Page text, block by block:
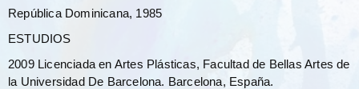
República Dominicana, 1985
ESTUDIOS
2009 Licenciada en Artes Plásticas, Facultad de Bellas Artes de
la Universidad De Barcelona. Barcelona, España.